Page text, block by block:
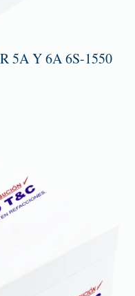
5A Y 6A 6S-1550